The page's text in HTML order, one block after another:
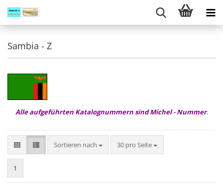
Sambia - Z
Alle aufgeführten Katalognummern sind Michel - Nummer.
Sortieren nach
Sortieren nach 30 pro Seite
pro Seite
1